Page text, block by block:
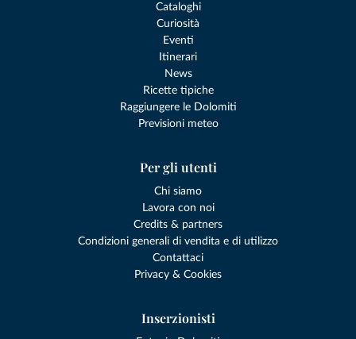
Cataloghi
Curiosità
Eventi
Itinerari
News
Ricette tipiche
Raggiungere le Dolomiti
Previsioni meteo
Per gli utenti
Chi siamo
Lavora con noi
Credits & partners
Condizioni generali di vendita e di utilizzo
Contattaci
Privacy & Cookies
Inserzionisti